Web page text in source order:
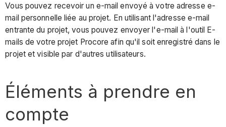
Vous pouvez recevoir un e-mail envoyé à votre adresse e-
mail personnelle liée au projet. En utilisant l'adresse e-mail
entrante du projet, vous pouvez envoyer l'e-mail à l'outil E-
mails de votre projet Procore afin qu'il soit enregistré dans le
projet et visible par d'autres utilisateurs.
Éléments à prendre en
compte